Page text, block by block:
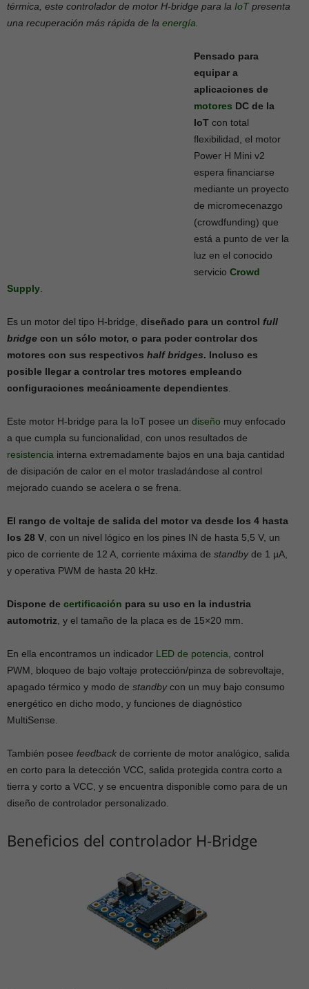
térmica, este controlador de motor H-bridge para la IoTpresenta
una recuperación más rápida de la energía
Pensado para
equipar a
aplicaciones de
motores DC de la
IoT con total
flexibilidad, el motor
Power H Mini v2
espera financiarse
mediante un proyecto
de micromecenazgo
(crowdfunding) que
está a punto de ver la
luz en el conocido
servicio Crowd
Supply
Es un motor del tipo H-bridge, diseñado para un control full
bridge con un sólo motor, o para poder controlar dos
motores con sus respectivos half bridges. Incluso es
posible llegar a controlar tres motores empleando
configuraciones mecánicamente dependientes
Este motor H-bridge para la IoT posee un diseño muy enfocado
a que cumpla su funcionalidad, con unos resultados de
resistencia interna extremadamente bajos en una baja cantidad
de disipación de calor en el motor trasladándose al control
mejorado cuando se acelera o se frena.
El rango de voltaje de salida del motor va desde los 4 hasta
los 28 V , con un nivel lógico en los pines IN de hasta 5,5 V, un
pico de corriente de 12 A, corriente máxima de standbyde 1 µA,
y operativa PWM de hasta 20 kHz.
Dispone de certificación para su uso en la industria
automotriz , y el tamaño de la placa es de 15×20 mm.
En ella encontramos un indicador LED de potencia , control
PWM, bloqueo de bajo voltaje protección/pinza de sobrevoltaje,
apagado térmico y modo de standbycon un muy bajo consumo
energético en dicho modo, y funciones de diagnóstico
MultiSense.
También posee feedback de corriente de motor analógico, salida
en corto para la detección VCC, salida protegida contra corto a
tierra y corto a VCC, y se encuentra disponible como para de un
diseño de controlador personalizado.
Beneficios del controlador H-Bridge